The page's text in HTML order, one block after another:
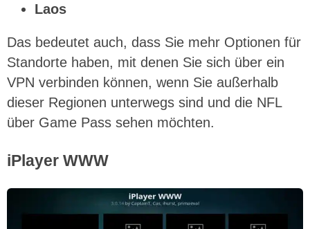
Laos
Das bedeutet auch, dass Sie mehr Optionen für
Standorte haben, mit denen Sie sich über ein
VPN verbinden können, wenn Sie außerhalb
dieser Regionen unterwegs sind und die NFL
über Game Pass sehen möchten.
iPlayer WWW